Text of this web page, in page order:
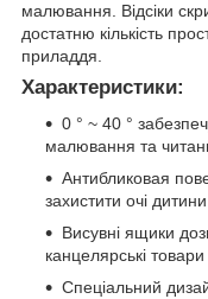
малювання. Відсіки
достатню кількість
приладдя.
Характеристики:
0 ° ~ 40 °
малювання та
Антибликовая
захистити очі дитини
Висувні ящики
канцелярські товари
Спеціальний